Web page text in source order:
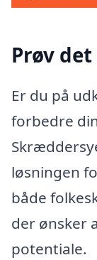
Prøv
Er du på
forbedre
løsningen
både
der ønsker
potentiale.